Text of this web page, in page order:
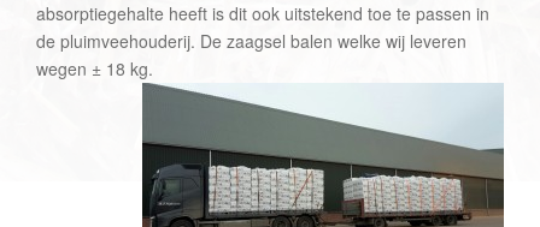
absorptiegehalte heeft is dit ook uitstekend toe te passen in
de pluimveehouderij. De zaagsel balen welke wij leveren
wegen ± 18 kg.